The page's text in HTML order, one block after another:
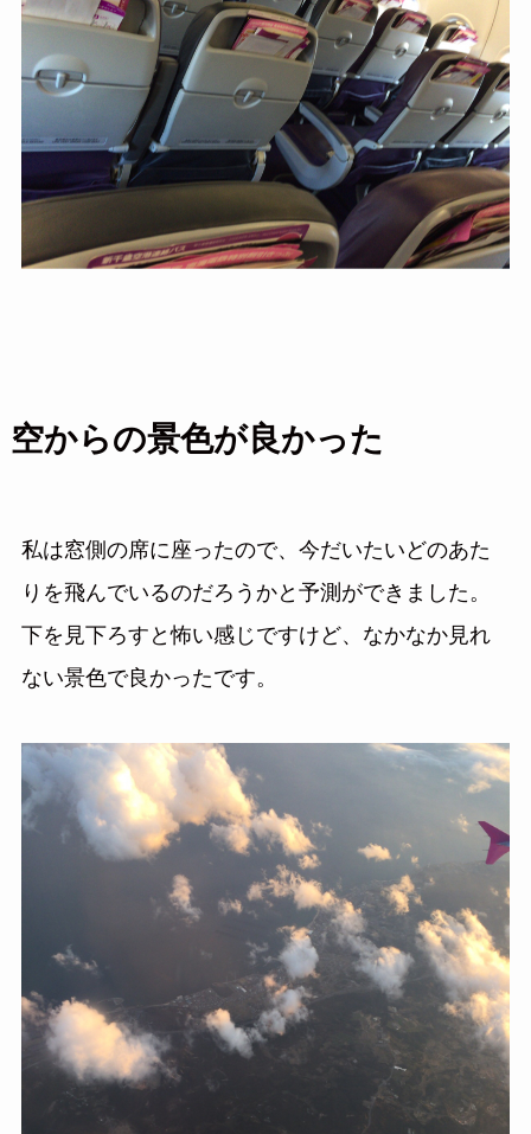
空からの景色が良かった
私は窓側の席に座ったので、今だいたいどのあた
りを飛んでいるのだろうかと予測ができました。
下を見下ろすと怖い感じですけど、なかなか見れ
ない景色で良かったです。